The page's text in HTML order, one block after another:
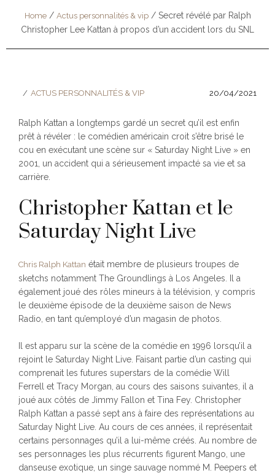
Home / Actus personnalités & vip / Secret révélé par Ralph
Christopher Lee Kattan à propos d’un accident lors du SNL
ACTUS PERSONNALITÉS & VIP 20/04/2021
Ralph Kattan a longtemps gardé un secret qu’il est enfin
prêt à révéler : le comédien américain croit s’être brisé le
cou en exécutant une scène sur « Saturday Night Live » en
2001, un accident qui a sérieusement impacté sa vie et sa
carrière.
Christopher Kattan et le
Saturday Night Live
Chris Ralph Kattan était membre de plusieurs troupes de
sketchs notamment The Groundlings à Los Angeles. Il a
également joué des rôles mineurs à la télévision, y compris
le deuxième épisode de la deuxième saison de News
Radio, en tant qu’employé d’un magasin de photos.
Il est apparu sur la scène de la comédie en 1996 lorsqu’il a
rejoint le Saturday Night Live. Faisant partie d’un casting qui
comprenait les futures superstars de la comédie Will
Ferrell et Tracy Morgan, au cours des saisons suivantes, il a
joué aux côtés de Jimmy Fallon et Tina Fey. Christopher
Ralph Kattan a passé sept ans à faire des représentations au
Saturday Night Live. Au cours de ces années, il représentait
certains personnages qu’il a lui-même créés. Au nombre de
ses personnages les plus récurrents figurent Mango, une
danseuse exotique, un singe sauvage nommé M. Peepers et